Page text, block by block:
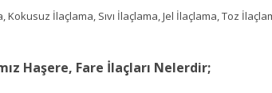
Kokusuz İlaçlama, Sıvı İlaçlama, Jel İlaçlama, Toz
Haşere, Fare İlaçları Nelerdir;